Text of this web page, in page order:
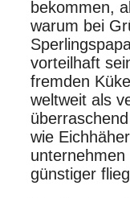
bekommen,
warum bei
vorteilhaft
fremden
weltweit als
wie
unternehmen
günstiger